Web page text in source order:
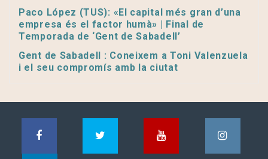
Paco López (TUS): «El capital més gran d’una
empresa és el factor humà» | Final de
Temporada de ‘Gent de Sabadell’
Gent de Sabadell : Coneixem a Toni Valenzuela
i el seu compromís amb la ciutat